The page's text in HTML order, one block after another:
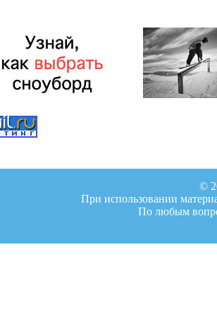
©
При использовании
По любым